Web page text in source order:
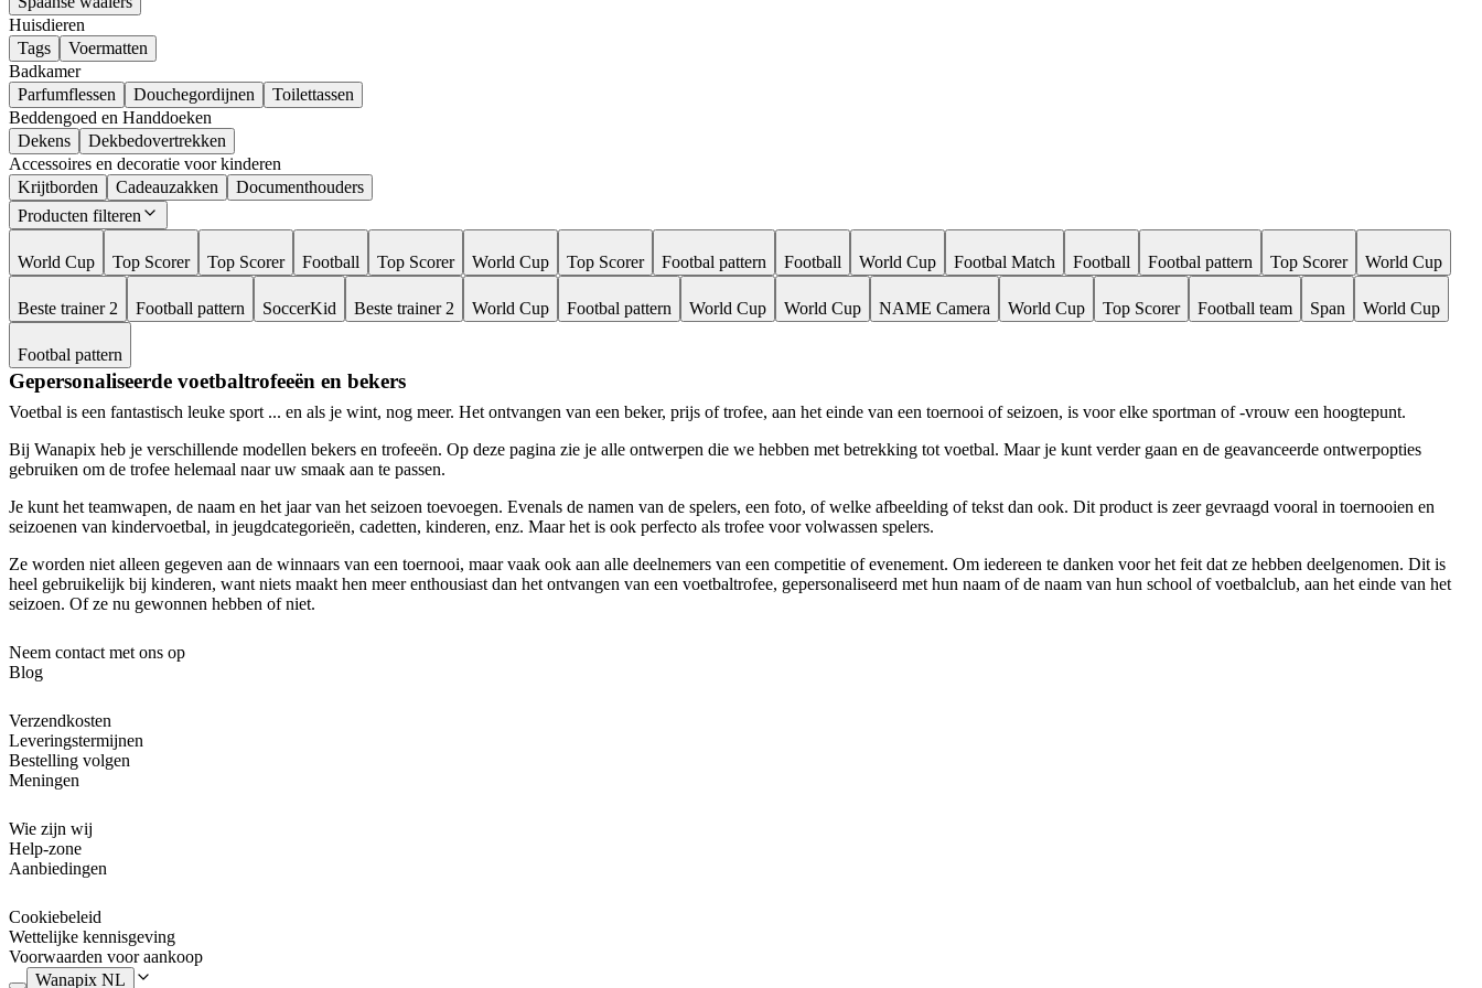
Huisdieren
Tags
Voermatten
Badkamer
Parfumflessen
Douchegordijnen
Toilettassen
Beddengoed en Handdoeken
Dekens
Dekbedovertrekken
Accessoires en decoratie voor kinderen
Krijtborden
Cadeauzakken
Documenthouders
Producten filteren
World Cup Top Scorer Top Scorer Football Top Scorer World Cup Top Scorer Footbal pattern Football World Cup Footbal Match Football Footbal pattern Top Scorer World Cup
Beste trainer 2 Football pattern SoccerKid Beste trainer 2 World Cup Footbal pattern World Cup World Cup NAME Camera World Cup Top Scorer Football team Span World Cup
Footbal pattern
Gepersonaliseerde voetbaltrofeeën en bekers
Voetbal is een fantastisch leuke sport ... en als je wint, nog meer. Het ontvangen van een beker, prijs of trofee, aan het einde van een toernooi of seizoen, is voor elke sportman of -vrouw een hoogtepunt.
Bij Wanapix heb je verschillende modellen bekers en trofeeën. Op deze pagina zie je alle ontwerpen die we hebben met betrekking tot voetbal. Maar je kunt verder gaan en de geavanceerde ontwerpopties
gebruiken om de trofee helemaal naar uw smaak aan te passen.
Je kunt het teamwapen, de naam en het jaar van het seizoen toevoegen. Evenals de namen van de spelers, een foto, of welke afbeelding of tekst dan ook. Dit product is zeer gevraagd vooral in toernooien en
seizoenen van kindervoetbal, in jeugdcategorieën, cadetten, kinderen, enz. Maar het is ook perfecto als trofee voor volwassen spelers.
Ze worden niet alleen gegeven aan de winnaars van een toernooi, maar vaak ook aan alle deelnemers van een competitie of evenement. Om iedereen te danken voor het feit dat ze hebben deelgenomen. Dit is
heel gebruikelijk bij kinderen, want niets maakt hen meer enthousiast dan het ontvangen van een voetbaltrofee, gepersonaliseerd met hun naam of de naam van hun school of voetbalclub, aan het einde van het
seizoen. Of ze nu gewonnen hebben of niet.
Neem contact met ons op
Blog
Verzendkosten
Leveringstermijnen
Bestelling volgen
Meningen
Wie zijn wij
Help-zone
Aanbiedingen
Cookiebeleid
Wettelijke kennisgeving
Voorwaarden voor aankoop
Wanapix NL